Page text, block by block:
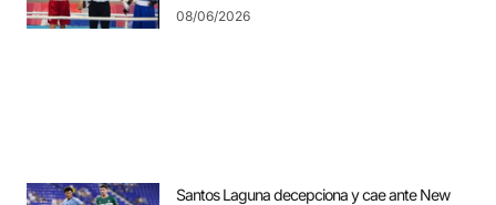
08/06/2026
Santos Laguna decepciona y cae ante New